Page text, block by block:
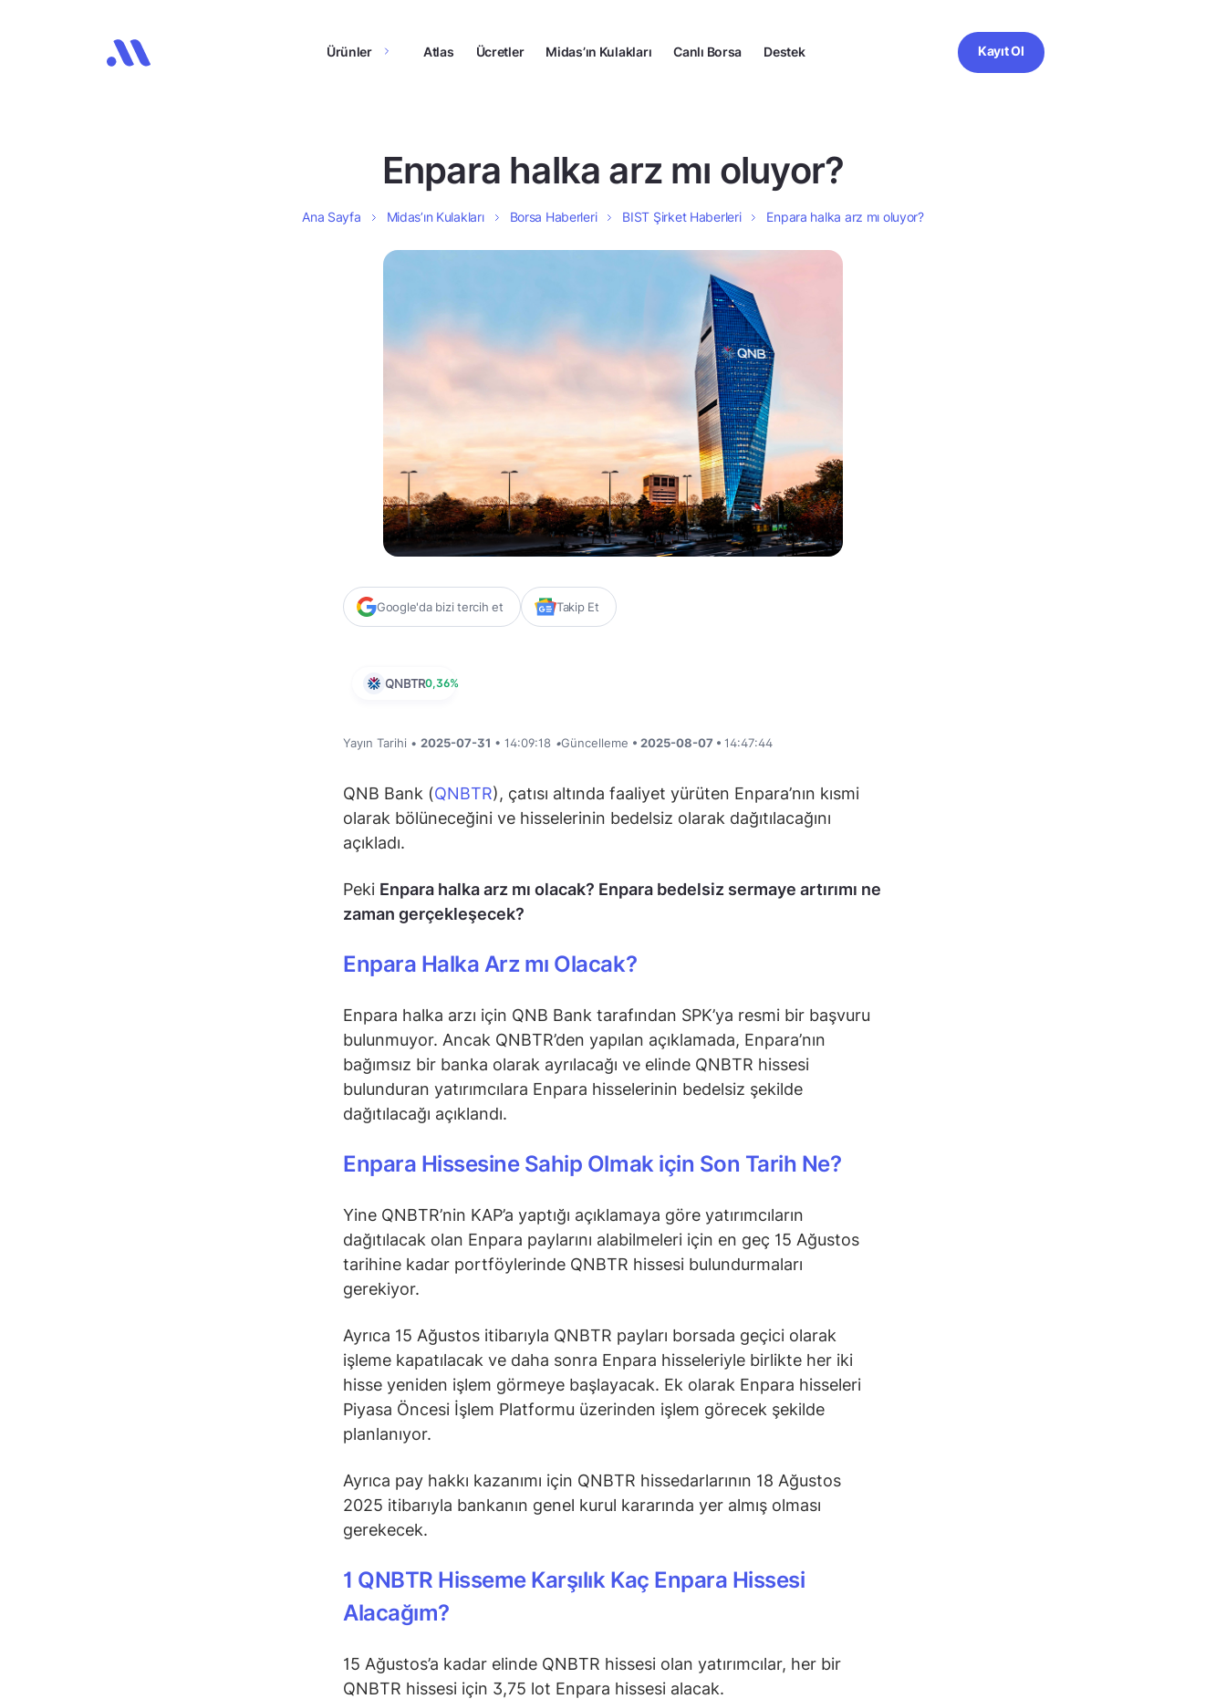
Ürünler Atlas Ücretler Midas’ın Kulakları Canlı Borsa Destek Kayıt Ol
Enpara halka arz mı oluyor?
Ana Sayfa Midas’ın Kulakları Borsa Haberleri BIST Şirket Haberleri Enpara halka arz mı oluyor?
Google'da bizi tercih et Takip Et
QNBTR0,36%
Yayın Tarihi • 2025-07-31 • 14:09:18 •Güncelleme • 2025-08-07 • 14:47:44
QNB Bank (QNBTR), çatısı altında faaliyet yürüten Enpara’nın kısmi
olarak bölüneceğini ve hisselerinin bedelsiz olarak dağıtılacağını
açıkladı.
Peki Enpara halka arz mı olacak? Enpara bedelsiz sermaye artırımı ne
zaman gerçekleşecek?
Enpara Halka Arz mı Olacak?
Enpara halka arzı için QNB Bank tarafından SPK’ya resmi bir başvuru
bulunmuyor. Ancak QNBTR’den yapılan açıklamada, Enpara’nın
bağımsız bir banka olarak ayrılacağı ve elinde QNBTR hissesi
bulunduran yatırımcılara Enpara hisselerinin bedelsiz şekilde
dağıtılacağı açıklandı.
Enpara Hissesine Sahip Olmak için Son Tarih Ne?
Yine QNBTR’nin KAP’a yaptığı açıklamaya göre yatırımcıların
dağıtılacak olan Enpara paylarını alabilmeleri için en geç 15 Ağustos
tarihine kadar portföylerinde QNBTR hissesi bulundurmaları
gerekiyor.
Ayrıca 15 Ağustos itibarıyla QNBTR payları borsada geçici olarak
işleme kapatılacak ve daha sonra Enpara hisseleriyle birlikte her iki
hisse yeniden işlem görmeye başlayacak. Ek olarak Enpara hisseleri
Piyasa Öncesi İşlem Platformu üzerinden işlem görecek şekilde
planlanıyor.
Ayrıca pay hakkı kazanımı için QNBTR hissedarlarının 18 Ağustos
2025 itibarıyla bankanın genel kurul kararında yer almış olması
gerekecek.
1 QNBTR Hisseme Karşılık Kaç Enpara Hissesi
Alacağım?
15 Ağustos’a kadar elinde QNBTR hissesi olan yatırımcılar, her bir
QNBTR hissesi için 3,75 lot Enpara hissesi alacak.